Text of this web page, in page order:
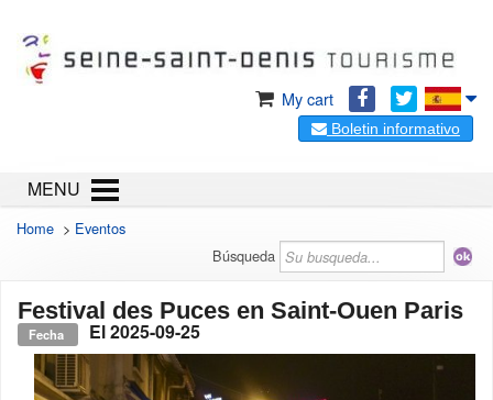
My cart
Boletin informativo
MENU
Home > Eventos
Búsqueda
Festival des Puces en Saint-Ouen Paris
Fecha El2025-09-25